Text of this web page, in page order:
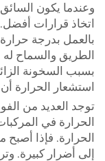
وعندما يكون
اتخاذ قرارات
بالعمل بدرجة
الطريق والسماح له
بسبب السخونة
استشعار الحرارة
توجد العديد من
الحرارة في
الحرارة. فإذا
إلى أضرار كبيرة.